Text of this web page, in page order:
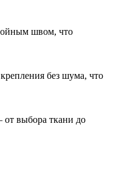
швом, что
без шума, что
выбора ткани до